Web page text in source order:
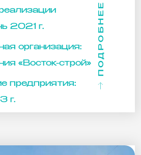
2021 г.
организация:
«Восток-строй»
предприятия:
г.
ПОДРОБНЕЕ